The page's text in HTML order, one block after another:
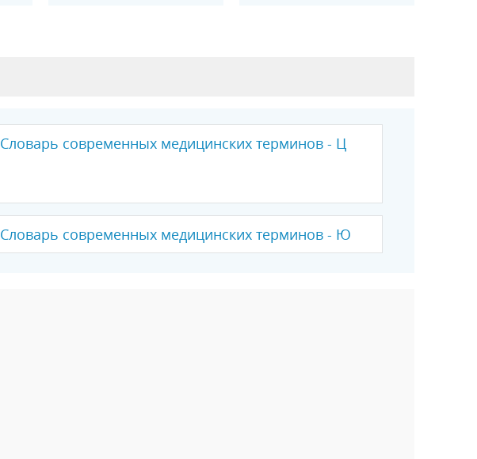
Словарь современных медицинских терминов - Ц
Словарь современных медицинских терминов - Ю